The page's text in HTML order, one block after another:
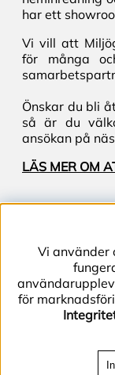
har ett
Vi vill att
för många
Önskar du bli
så är du
ansökan på
LÄS MER OM
Vi använder
för